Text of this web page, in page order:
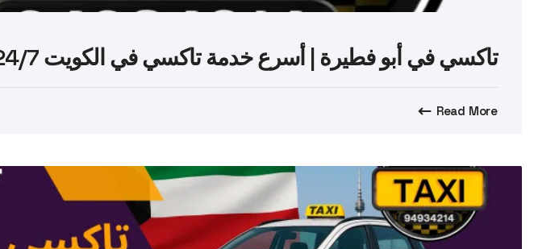
تاكسي في أبو فطيرة | أسرع خدمة تاكسي في الكويت 24/7
Read More